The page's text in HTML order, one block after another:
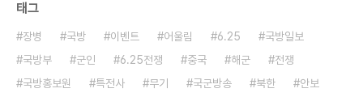
태그
장병 국방 이벤트 어울림 6.25
국방일보
국방부
군인 6.25전쟁 중국 해군
전쟁
국방홍보원
특전사 무기 국군방송 북한
안보